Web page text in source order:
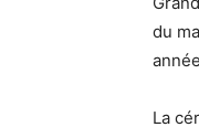
du
La